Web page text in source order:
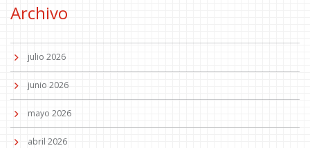
Archivo
julio 2026
junio 2026
mayo 2026
abril 2026